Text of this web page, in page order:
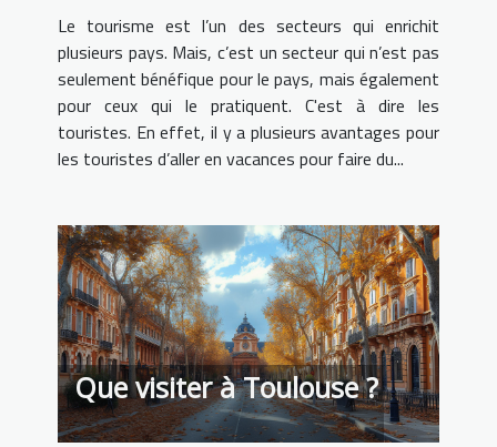
Le tourisme est l’un des secteurs qui enrichit
plusieurs pays. Mais, c’est un secteur qui n’est pas
seulement bénéfique pour le pays, mais également
pour ceux qui le pratiquent. C'est à dire les
touristes. En effet, il y a plusieurs avantages pour
les touristes d’aller en vacances pour faire du...
Que visiter à Toulouse ?